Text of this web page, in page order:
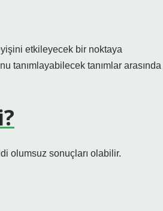
etkileyecek bir noktaya
tanımlayabilecek tanımlar arasında
olumsuz sonuçları olabilir.